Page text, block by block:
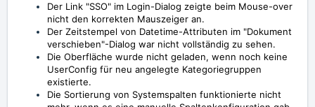
Der Link "SSO" im Login-Dialog zeigte beim Mouse-over
nicht den korrekten Mauszeiger an.
Der Zeitstempel von Datetime-Attributen im "Dokument
verschieben"-Dialog war nicht vollständig zu sehen.
Die Oberfläche wurde nicht geladen, wenn noch keine
UserConfig für neu angelegte Kategoriegruppen
existierte.
Die Sortierung von Systemspalten funktionierte nicht